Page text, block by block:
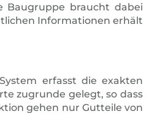
Baugruppe braucht dabei
Informationen erhält
erfasst die exakten
zugrunde gelegt, so dass
gehen nur Gutteile von